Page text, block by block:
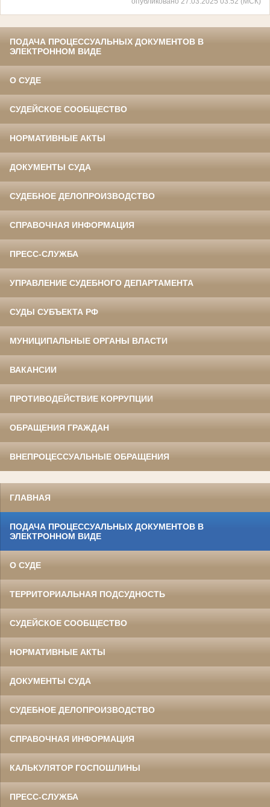
ПОДАЧА ПРОЦЕССУАЛЬНЫХ ДОКУМЕНТОВ В
ЭЛЕКТРОННОМ ВИДЕ
О СУДЕ
СУДЕЙСКОЕ СООБЩЕСТВО
НОРМАТИВНЫЕ АКТЫ
ДОКУМЕНТЫ СУДА
СУДЕБНОЕ ДЕЛОПРОИЗВОДСТВО
СПРАВОЧНАЯ ИНФОРМАЦИЯ
ПРЕСС-СЛУЖБА
УПРАВЛЕНИЕ СУДЕБНОГО ДЕПАРТАМЕНТА
СУДЫ СУБЪЕКТА РФ
МУНИЦИПАЛЬНЫЕ ОРГАНЫ ВЛАСТИ
ВАКАНСИИ
ПРОТИВОДЕЙСТВИЕ КОРРУПЦИИ
ОБРАЩЕНИЯ ГРАЖДАН
ВНЕПРОЦЕССУАЛЬНЫЕ ОБРАЩЕНИЯ
ГЛАВНАЯ
ПОДАЧА ПРОЦЕССУАЛЬНЫХ ДОКУМЕНТОВ В
ЭЛЕКТРОННОМ ВИДЕ
О СУДЕ
ТЕРРИТОРИАЛЬНАЯ ПОДСУДНОСТЬ
СУДЕЙСКОЕ СООБЩЕСТВО
НОРМАТИВНЫЕ АКТЫ
ДОКУМЕНТЫ СУДА
СУДЕБНОЕ ДЕЛОПРОИЗВОДСТВО
СПРАВОЧНАЯ ИНФОРМАЦИЯ
КАЛЬКУЛЯТОР ГОСПОШЛИНЫ
ПРЕСС-СЛУЖБА